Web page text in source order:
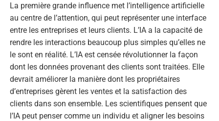
La première grande influence met l’intelligence artificielle
au centre de l’attention, qui peut représenter une interface
entre les entreprises et leurs clients. L’IA a la capacité de
rendre les interactions beaucoup plus simples qu’elles ne
le sont en réalité. L’IA est censée révolutionner la façon
dont les données provenant des clients sont traitées. Elle
devrait améliorer la manière dont les propriétaires
d’entreprises gèrent les ventes et la satisfaction des
clients dans son ensemble. Les scientifiques pensent que
l’IA peut penser comme un individu et aligner les besoins